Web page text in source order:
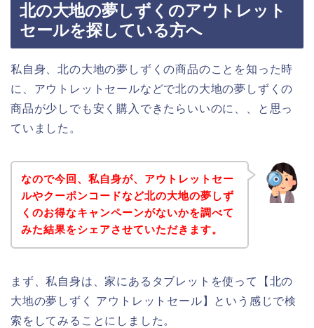
北の大地の夢しずくのアウトレット
セールを探している方へ
私自身、北の大地の夢しずくの商品のことを知った時
に、アウトレットセールなどで北の大地の夢しずくの
商品が少しでも安く購入できたらいいのに、、と思っ
ていました。
なので今回、私自身が、アウトレットセー
ルやクーポンコードなど北の大地の夢しず
くのお得なキャンペーンがないかを調べて
みた結果をシェアさせていただきます。
まず、私自身は、家にあるタブレットを使って【北の
大地の夢しずく アウトレットセール】という感じで検
索をしてみることにしました。